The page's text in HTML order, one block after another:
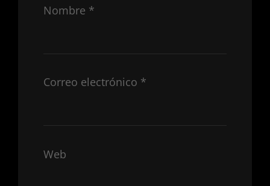
Nombre *
Correo electrónico *
Web